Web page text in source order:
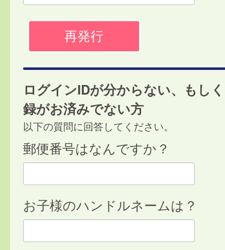
ログインIDが分からない、もし
録がお済みでない方
以下の質問に回答してください。
郵便番号はなんですか？
お子様のハンドルネームは？